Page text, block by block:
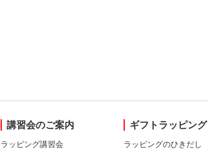
講習会のご案内
ラッピング講習会
ギフトラッピング
ラッピングのひきだし